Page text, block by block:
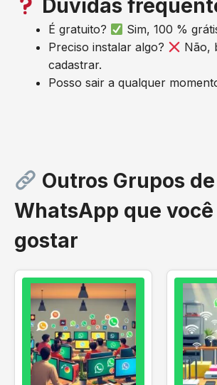
Dúvidas
É gratuito?
Sim, 100 %
Preciso instalar algo?
Não,
cadastrar.
Posso sair a qualquer
Outros Grupos de
WhatsApp que
gostar